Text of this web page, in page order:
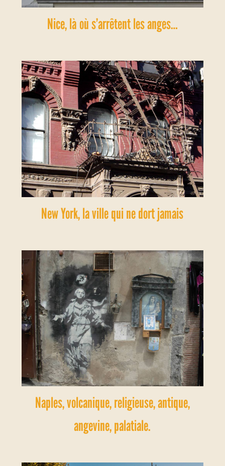
Nice, là où s’arrêtent les anges…
New York, la ville qui ne dort jamais
Naples, volcanique, religieuse, antique,
angevine, palatiale.